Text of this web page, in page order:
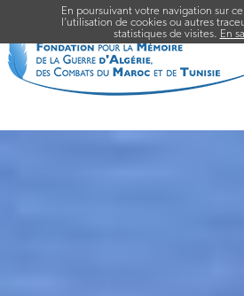
En poursuivant votre navigation sur
l’utilisation de cookies ou autres
statistiques de visites. En